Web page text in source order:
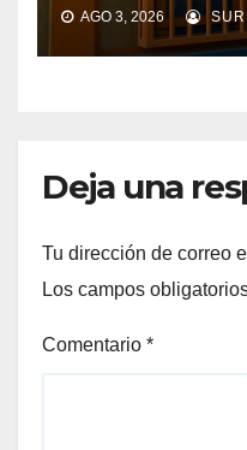
AGO 3, 2026
Deja una
Tu dirección de correo
Los campos
Comentario *